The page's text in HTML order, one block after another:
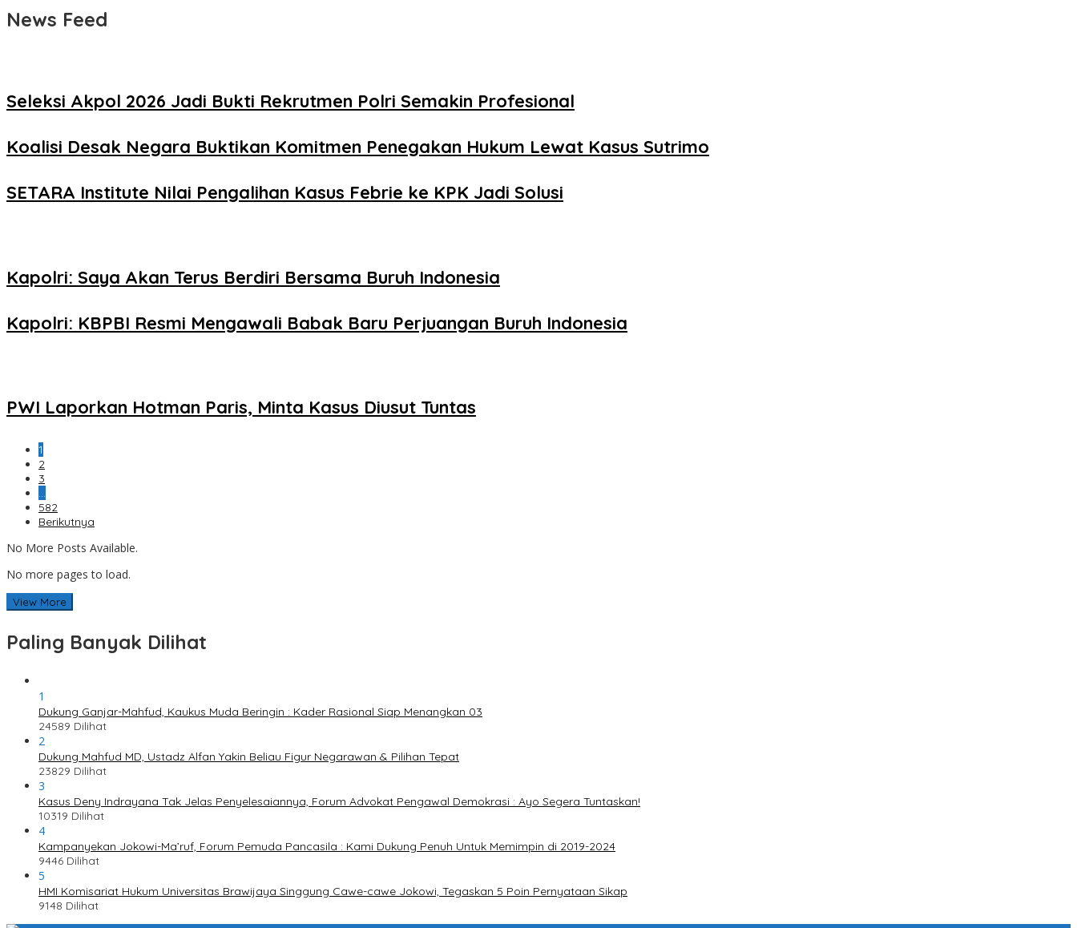
News Feed
Seleksi Akpol 2026 Jadi Bukti Rekrutmen Polri Semakin Profesional
Koalisi Desak Negara Buktikan Komitmen Penegakan Hukum Lewat Kasus Sutrimo
SETARA Institute Nilai Pengalihan Kasus Febrie ke KPK Jadi Solusi
Kapolri: Saya Akan Terus Berdiri Bersama Buruh Indonesia
Kapolri: KBPBI Resmi Mengawali Babak Baru Perjuangan Buruh Indonesia
PWI Laporkan Hotman Paris, Minta Kasus Diusut Tuntas
1
2
3
582
Berikutnya
No More Posts Available.
No more pages to load.
View More
Paling Banyak Dilihat
1
Dukung Ganjar-Mahfud, Kaukus Muda Beringin : Kader Rasional Siap Menangkan 03
24589 Dilihat
2
Dukung Mahfud MD, Ustadz Alfan Yakin Beliau Figur Negarawan & Pilihan Tepat
23829 Dilihat
3
Kasus Deny Indrayana Tak Jelas Penyelesaiannya, Forum Advokat Pengawal Demokrasi : Ayo Segera Tuntaskan!
10319 Dilihat
4
Kampanyekan Jokowi-Ma’ruf, Forum Pemuda Pancasila : Kami Dukung Penuh Untuk Memimpin di 2019-2024
9446 Dilihat
5
HMI Komisariat Hukum Universitas Brawijaya Singgung Cawe-cawe Jokowi, Tegaskan 5 Poin Pernyataan Sikap
9148 Dilihat